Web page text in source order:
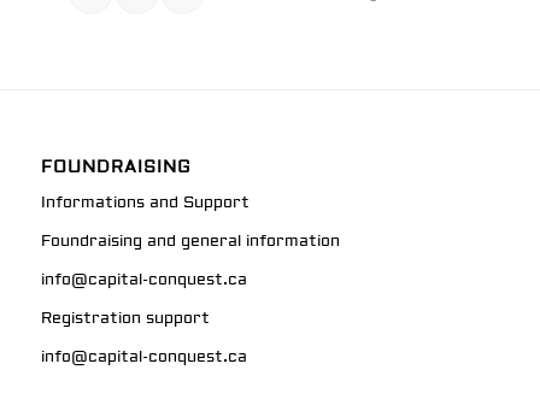
FOUNDRAISING
Informations and Support
Foundraising and general information
info@capital-conquest.ca
Registration support
info@capital-conquest.ca